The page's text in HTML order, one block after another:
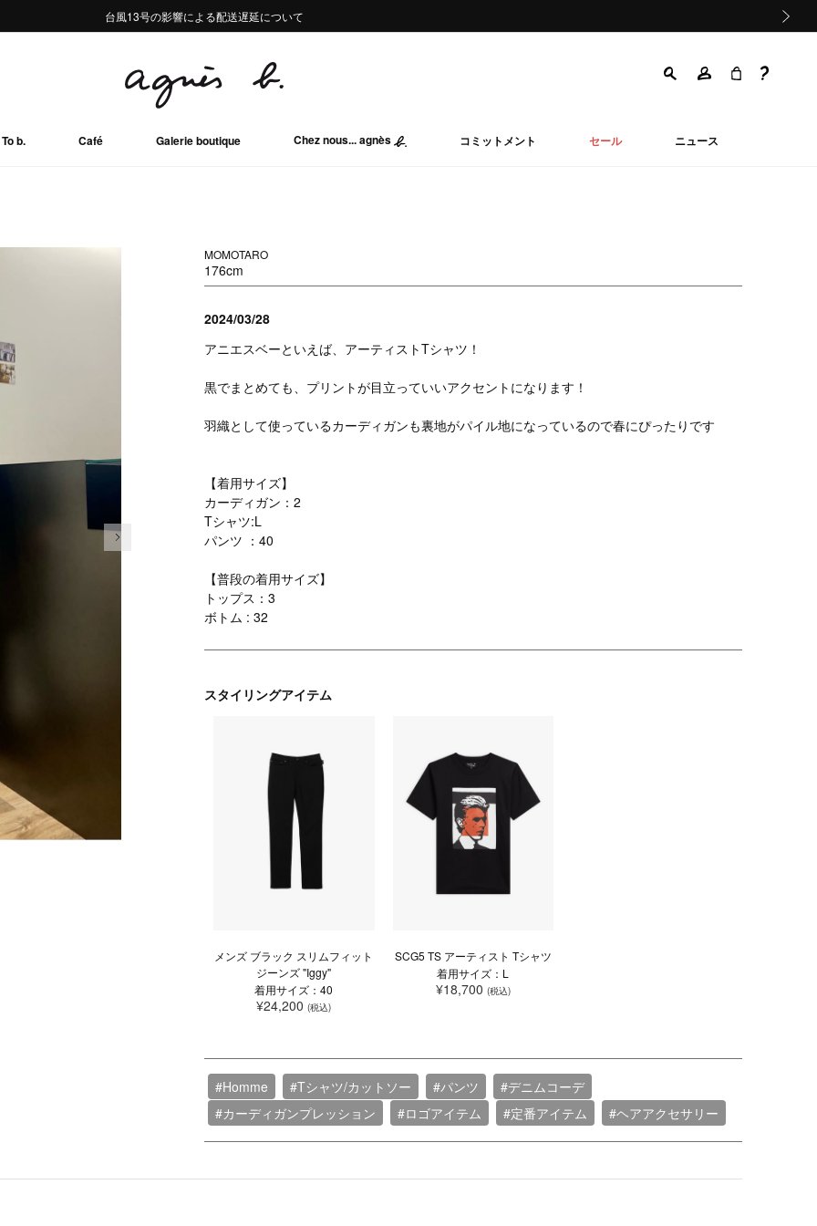
熊本地域地震の影響による配送遅延について
Summer Sale 2buy10%OFF!!
台風13号の影響による配送遅延について
熊本地域地震の影響による配送遅延について
Summer Sale 2buy10%OFF!!
To b. Café Galerie boutique Chez nous... agnès コミットメント セール ニュース
次の画像
MOMOTARO
176cm
2024/03/28
アニエスベーといえば、アーティストTシャツ！
黒でまとめても、プリントが目立っていいアクセントになります！
羽織として使っているカーディガンも裏地がパイル地になっているので春にぴったりです
【着用サイズ】
カーディガン：2
Tシャツ:L
パンツ ：40
【普段の着用サイズ】
トップス：3
ボトム : 32
スタイリングアイテム
メンズ ブラック スリムフィット
ジーンズ "Iggy"
着用サイズ：40
¥24,200(税込)
SCG5 TS アーティスト Tシャツ
着用サイズ：L
¥18,700 (税込)
#Homme #Tシャツ/カットソー #パンツ
#デニムコーデ
#カーディガンプレッション
#ロゴアイテム #定番アイテム #ヘアアクセサリー